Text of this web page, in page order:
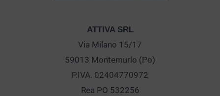
ATTIVA SRL
Via Milano 15/17
59013 Montemurlo (Po)
P.IVA. 02404770972
Rea PO 532256